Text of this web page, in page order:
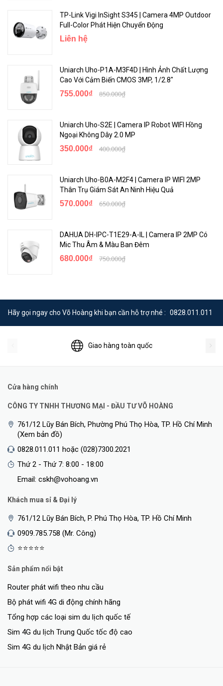
TP-Link Vigi InSight S345 | Camera 4MP Outdoor
Full-Color Phát Hiện Chuyển Động
Liên hệ
Uniarch Uho-P1A-M3F4D | Hình Ảnh Chất Lượng
Cao Với Cảm Biến CMOS 3MP, 1/2.8"
755.000₫ 850.000₫
Uniarch Uho-S2E | Camera IP Robot WIFI Hồng
Ngoại Không Dây 2.0 MP
350.000₫ 400.000₫
Uniarch Uho-B0A-M2F4 | Camera IP WIFI 2MP
Thân Trụ Giám Sát An Ninh Hiệu Quả
570.000₫ 650.000₫
DAHUA DH-IPC-T1E29-A-IL | Camera IP 2MP Có
Mic Thu Âm & Màu Ban Đêm
680.000₫ 750.000₫
Hãy gọi ngay cho Võ Hoàng khi bạn cần hỗ trợ nhé : 0828.011.011
Giao hàng toàn quốc
Cửa hàng chính
CÔNG TY TNHH THƯƠNG MẠI - ĐẦU TƯ VÕ HOÀNG
761/12 Lũy Bán Bích, Phường Phú Thọ Hòa, TP. Hồ Chí Minh
(Xem bản đồ)
0828.011.011 hoặc (028)7300.2021
Thứ 2 - Thứ 7: 8:00 - 18:00
Email: cskh@vohoang.vn
Khách mua sỉ & Đại lý
761/12 Lũy Bán Bích, P. Phú Thọ Hòa, TP. Hồ Chí Minh
0909.785.758 (Mr. Công)
⭐⭐⭐⭐⭐
Sản phẩm nổi bật
Router phát wifi theo nhu cầu
Bộ phát wifi 4G di động chính hãng
Tổng hợp các loại sim du lịch quốc tế
Sim 4G du lịch Trung Quốc tốc độ cao
Sim 4G du lịch Nhật Bản giá rẻ